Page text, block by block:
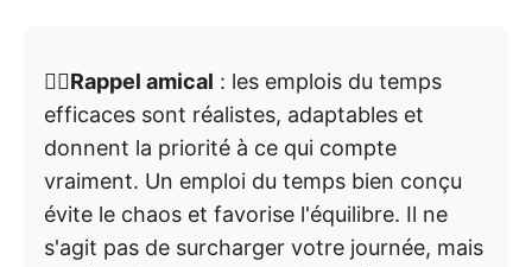
👉🏼Rappel amical : les emplois du temps
efficaces sont réalistes, adaptables et
donnent la priorité à ce qui compte
vraiment. Un emploi du temps bien conçu
évite le chaos et favorise l'équilibre. Il ne
s'agit pas de surcharger votre journée, mais